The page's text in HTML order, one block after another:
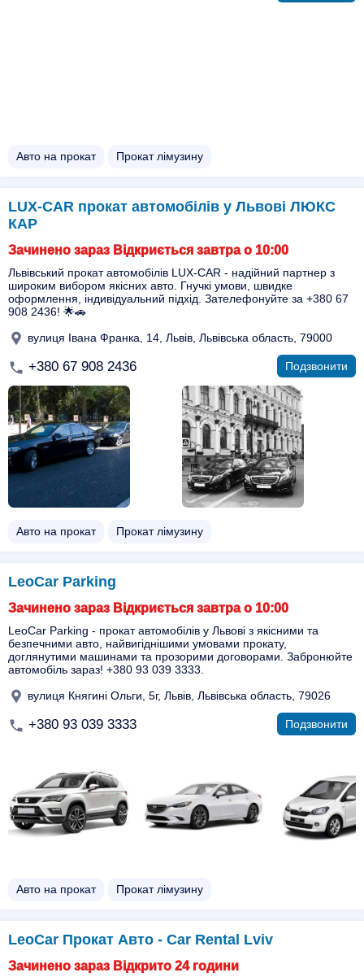
Авто на прокат Прокат лімузину
LUX-CAR прокат автомобілів у Львові ЛЮКС
КАР
Зачинено зараз Відкриється завтра о 10:00
Львівський прокат автомобілів LUX-CAR - надійний партнер з
широким вибором якісних авто. Гнучкі умови, швидке
оформлення, індивідуальний підхід. Зателефонуйте за +380 67
908 2436! 🌟🚗
вулиця Івана Франка, 14, Львів, Львівська область, 79000
+380 67 908 2436 Подзвонити
Авто на прокат Прокат лімузину
LeoCar Parking
Зачинено зараз Відкриється завтра о 10:00
LeoCar Parking - прокат автомобілів у Львові з якісними та
безпечними авто, найвигіднішими умовами прокату,
доглянутими машинами та прозорими договорами. Забронюйте
автомобіль зараз! +380 93 039 3333.
вулиця Княгині Ольги, 5г, Львів, Львівська область, 79026
+380 93 039 3333 Подзвонити
Авто на прокат Прокат лімузину
LeoCar Прокат Авто - Car Rental Lviv
Зачинено зараз Відкрито 24 години